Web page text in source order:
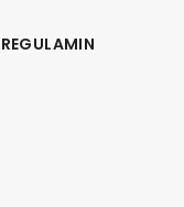
REGULAMIN